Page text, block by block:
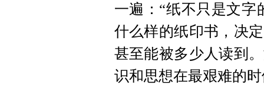
一遍：“纸不只是文字
什么样的纸印书，决
甚至能被多少人读到
识和思想在最艰难的